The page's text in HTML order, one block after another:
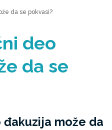
da se pokvasi?
deo
da se
može da